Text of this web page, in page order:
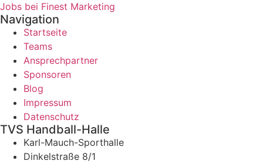
Jobs bei Finest Marketing
Navigation
Startseite
Teams
Ansprechpartner
Sponsoren
Blog
Impressum
Datenschutz
TVS Handball-Halle
Karl-Mauch-Sporthalle
Dinkelstraße 8/1